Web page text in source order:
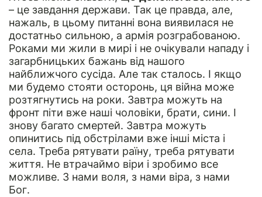
– це завдання держави. Так це правда, але,
нажаль, в цьому питанні вона виявилася не
достатньо сильною, а армія розграбованою.
Роками ми жили в мирі і не очікували нападу і
загарбницьких бажань від нашого
найближчого сусіда. Але так сталось. І якщо
ми будемо стояти осторонь, ця війна може
розтягнутись на роки. Завтра можуть на
фронт піти вже наші чоловіки, брати, сини. І
знову багато смертей. Завтра можуть
опинитись під обстрілами вже інші міста і
села. Треба рятувати раїну, треба рятувати
життя. Не втрачаймо віри і зробимо все
можливе. З нами воля, з нами віра, з нами
Бог.